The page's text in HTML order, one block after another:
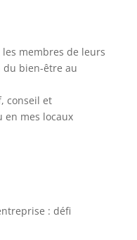
les membres de leurs
bien-être au
conseil et
mes locaux
: défi